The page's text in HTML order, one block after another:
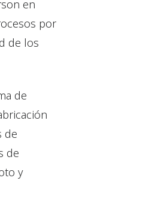
en
por
de los
de
de
de
y